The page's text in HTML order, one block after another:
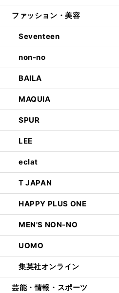
ファッション・美容
Seventeen
non-no
BAILA
MAQUIA
SPUR
LEE
eclat
T JAPAN
HAPPY PLUS ONE
MEN'S NON-NO
UOMO
集英社オンライン
芸能・情報・スポーツ